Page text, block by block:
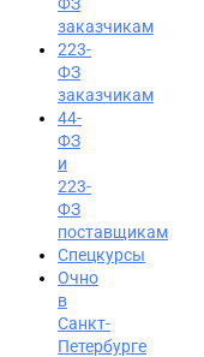
заказчикам
223-
ФЗ
заказчикам
44-
ФЗ
и
223-
ФЗ
поставщикам
Спецкурсы
Очно
в
Санкт-
Петербурге